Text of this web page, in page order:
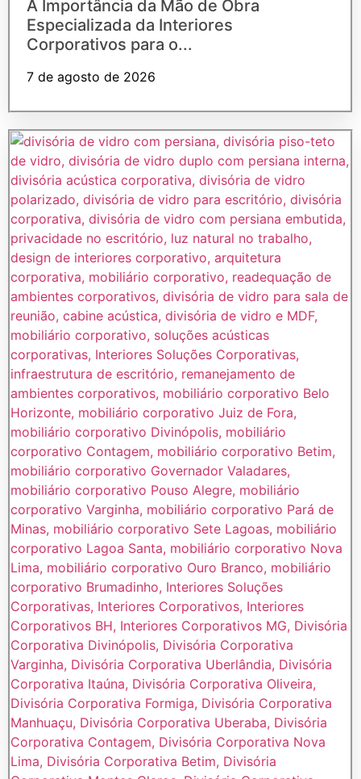
A Importância da Mão de Obra
Especializada da Interiores
Corporativos para o...
7 de agosto de 2026